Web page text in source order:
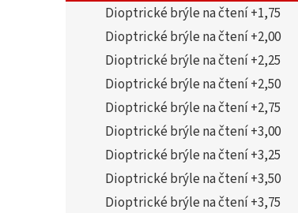
Dioptrické brýle na čtení +1,75
Dioptrické brýle na čtení +2,00
Dioptrické brýle na čtení +2,25
Dioptrické brýle na čtení +2,50
Dioptrické brýle na čtení +2,75
Dioptrické brýle na čtení +3,00
Dioptrické brýle na čtení +3,25
Dioptrické brýle na čtení +3,50
Dioptrické brýle na čtení +3,75